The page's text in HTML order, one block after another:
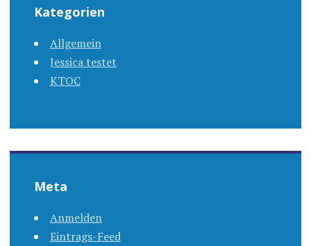
Kategorien
Allgemein
Jessica testet
KTOC
Meta
Anmelden
Eintrags-Feed